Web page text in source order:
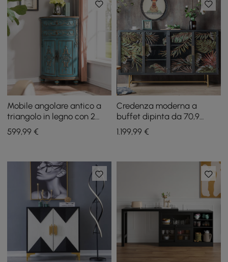
Mobile angolare antico a
triangolo in legno con 2
ante e 2 cassetti in blu
599,99 €
Credenza moderna a
buffet dipinta da 70,9
pollici con ante e ripiani in
vetro
1.199,99€